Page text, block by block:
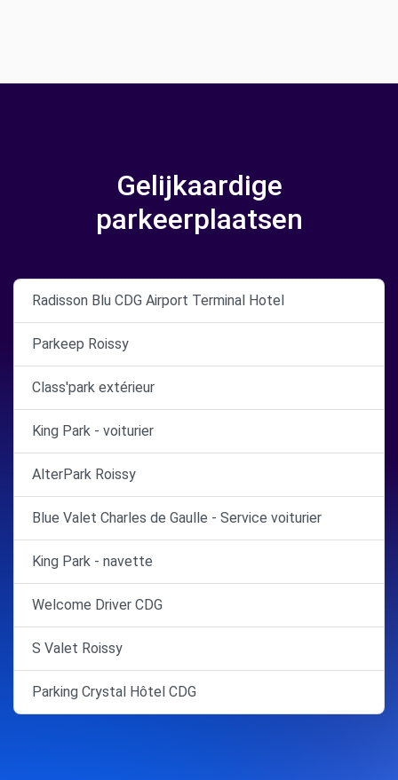
Gelijkaardige
parkeerplaatsen
Radisson Blu CDG Airport Terminal Hotel
Parkeep Roissy
Class'park extérieur
King Park - voiturier
AlterPark Roissy
Blue Valet Charles de Gaulle - Service voiturier
King Park - navette
Welcome Driver CDG
S Valet Roissy
Parking Crystal Hôtel CDG